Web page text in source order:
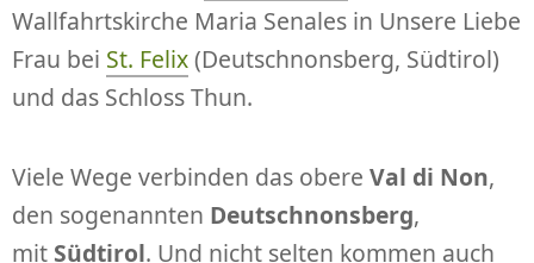
Wallfahrtskirche Maria Senales in Unsere Liebe
Frau bei St. Felix(Deutschnonsberg, Südtirol)
und das Schloss Thun.
Viele Wege verbinden das obere Val di Non,
den sogenannten Deutschnonsberg,
mit Südtirol. Und nicht selten kommen auch